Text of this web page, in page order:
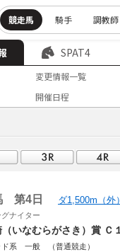
競走馬 騎手 調教師
SPAT4
変更情報一覧
開催日程
第4日 ダ1,500m（外
ナイター
（いなむらがさき）賞
ド系 一般 （普通競走）